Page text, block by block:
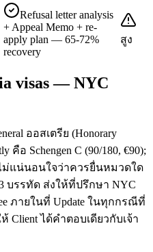
Refusal letter analysis
+ Appeal Memo + re-
apply plan — 65-72%
recovery
สูง
visas — NYC
ออสเตรีย (Honorary
คือ Schengen C (90/180, €90);
ม่แน่นอนใจว่าควรยื่นหมวดใด
บรรทัด ส่งให้ที่ปรึกษา NYC
ภายในที่ Update ในทุกกรณีที่
Client ได้คำตอบเดียวกับเจ้า